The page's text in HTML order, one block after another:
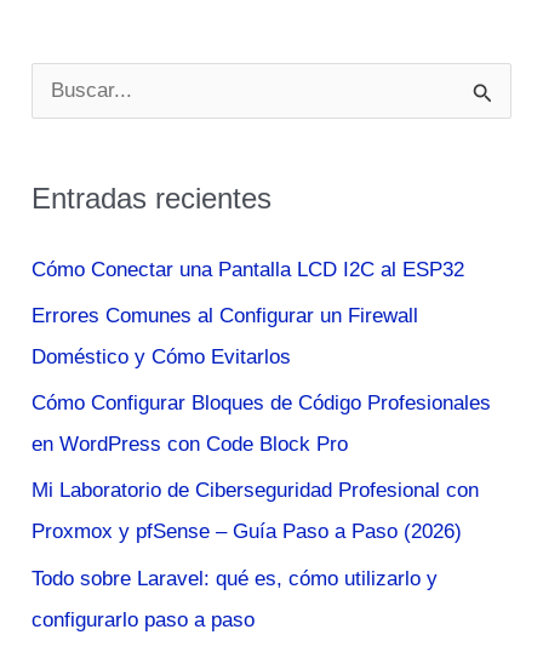
u
c
p
o
r
:
Entradas recientes
Cómo Conectar una Pantalla LCD I2C al ESP32
Errores Comunes al Configurar un Firewall
Doméstico y Cómo Evitarlos
Cómo Configurar Bloques de Código Profesionales
en WordPress con Code Block Pro
Mi Laboratorio de Ciberseguridad Profesional con
Proxmox y pfSense – Guía Paso a Paso (2026)
Todo sobre Laravel: qué es, cómo utilizarlo y
configurarlo paso a paso